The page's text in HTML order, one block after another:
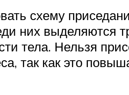
схему
них выделяются
тела. Нельзя
так как это